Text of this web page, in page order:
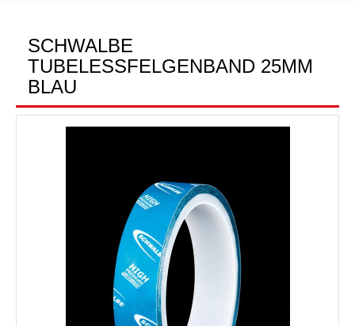
SCHWALBE
TUBELESSFELGENBAND 25MM
BLAU